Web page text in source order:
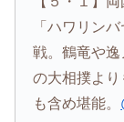
「ハワリン
戦。鶴竜や
の大相撲よ
も含め堪能。